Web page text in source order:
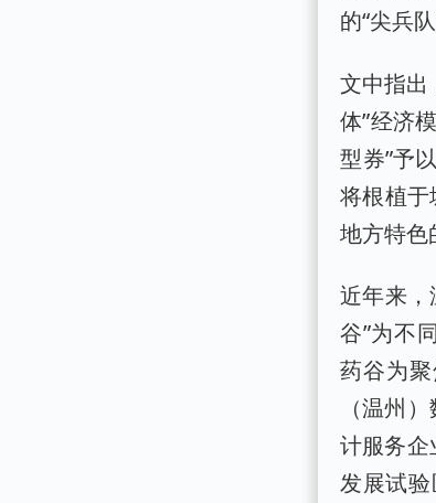
的“尖兵队
文中指出
体”经济
型券”予
将根植
地方特色
近年来，
谷”为不
药谷为
（温州
计服务
发展试